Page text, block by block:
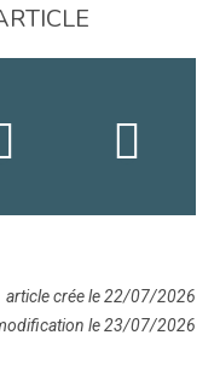
article crée le 22/07/2026
le 23/07/2026